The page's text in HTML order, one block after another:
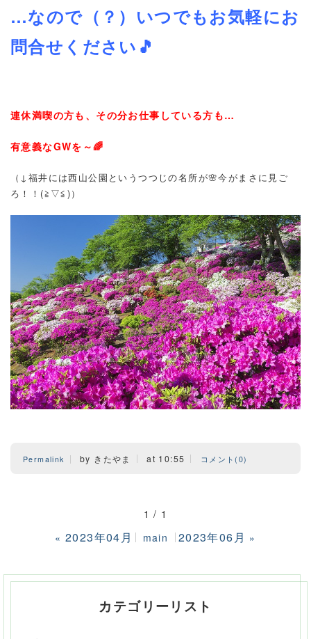
…なので（？）いつでもお気軽にお
問合せください🎵
連休満喫の方も、その分お仕事している方も…
有意義なGWを～🌈
（↓福井には西山公園というつつじの名所が🌸今がまさに見ご
ろ！！(≧▽≦)）
Permalink by きたやま at 10:55 コメント(0)
1 / 1
«2023年04月 main 2023年06月 »
カテゴリーリスト